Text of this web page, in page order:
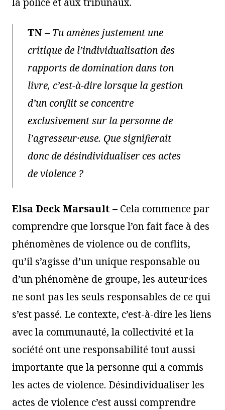
la police et aux tribunaux.
TN – Tu amènes justement une
critique de l’individualisation des
rapports de domination dans ton
livre, c’est-à-dire lorsque la gestion
d’un conflit se concentre
exclusivement sur la personne de
l’agresseur·euse. Que signifierait
donc de désindividualiser ces actes
de violence ?
Elsa Deck Marsault – Cela commence par
comprendre que lorsque l’on fait face à des
phénomènes de violence ou de conflits,
qu’il s’agisse d’un unique responsable ou
d’un phénomène de groupe, les auteur·ices
ne sont pas les seuls responsables de ce qui
s’est passé. Le contexte, c’est-à-dire les liens
avec la communauté, la collectivité et la
société ont une responsabilité tout aussi
importante que la personne qui a commis
les actes de violence. Désindividualiser les
actes de violence c’est aussi comprendre